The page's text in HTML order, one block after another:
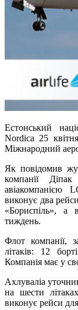
Естонський
Nordica 25
Міжнародний
Як повідомив
компанії
авіакомпанією
виконує два
«Бориспіль», а
тиждень.
Флот компанії,
літаків: 12
Компанія має у
Ахлуваліа
на шести
виконує рейси